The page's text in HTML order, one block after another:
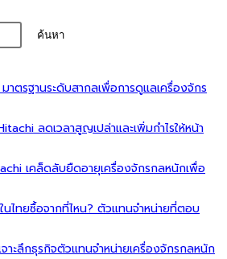
ค้นหา
าตรฐานระดับสากลเพื่อการดูแลเครื่องจักร
ลดเวลาสูญเปล่าและเพิ่มกำไรให้หน้า
เคล็ดลับยืดอายุเครื่องจักรกลหนักเพื่อ
นไทยซื้อจากที่ไหน? ตัวแทนจำหน่ายที่ตอบ
จาะลึกธุรกิจตัวแทนจำหน่ายเครื่องจักรกลหนัก